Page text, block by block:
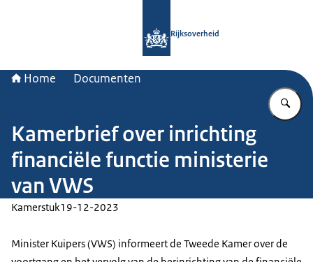
Rijksoverheid
Home Documenten
Kamerbrief over inrichting
financiële functie ministerie
van VWS
Kamerstuk19-12-2023
Minister Kuipers (VWS) informeert de Tweede Kamer over de